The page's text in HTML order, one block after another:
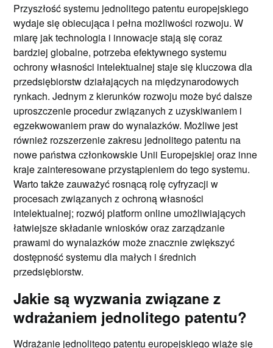
Przyszłość systemu jednolitego patentu europejskiego
wydaje się obiecująca i pełna możliwości rozwoju. W
miarę jak technologia i innowacje stają się coraz
bardziej globalne, potrzeba efektywnego systemu
ochrony własności intelektualnej staje się kluczowa dla
przedsiębiorstw działających na międzynarodowych
rynkach. Jednym z kierunków rozwoju może być dalsze
uproszczenie procedur związanych z uzyskiwaniem i
egzekwowaniem praw do wynalazków. Możliwe jest
również rozszerzenie zakresu jednolitego patentu na
nowe państwa członkowskie Unii Europejskiej oraz inne
kraje zainteresowane przystąpieniem do tego systemu.
Warto także zauważyć rosnącą rolę cyfryzacji w
procesach związanych z ochroną własności
intelektualnej; rozwój platform online umożliwiających
łatwiejsze składanie wniosków oraz zarządzanie
prawami do wynalazków może znacznie zwiększyć
dostępność systemu dla małych i średnich
przedsiębiorstw.
Jakie są wyzwania związane z
wdrażaniem jednolitego patentu?
Wdrażanie jednolitego patentu europejskiego wiąże się